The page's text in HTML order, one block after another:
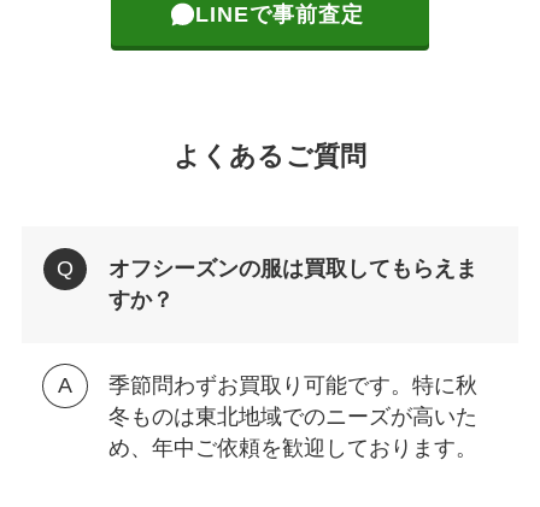
LINEで事前査定
よくあるご質問
オフシーズンの服は買取してもらえま
すか？
季節問わずお買取り可能です。特に秋
冬ものは東北地域でのニーズが高いた
め、年中ご依頼を歓迎しております。